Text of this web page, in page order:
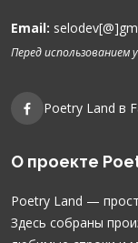
Email:
Перед
Poetry Land в
О проекте
Poetry Land —
Здесь собраны